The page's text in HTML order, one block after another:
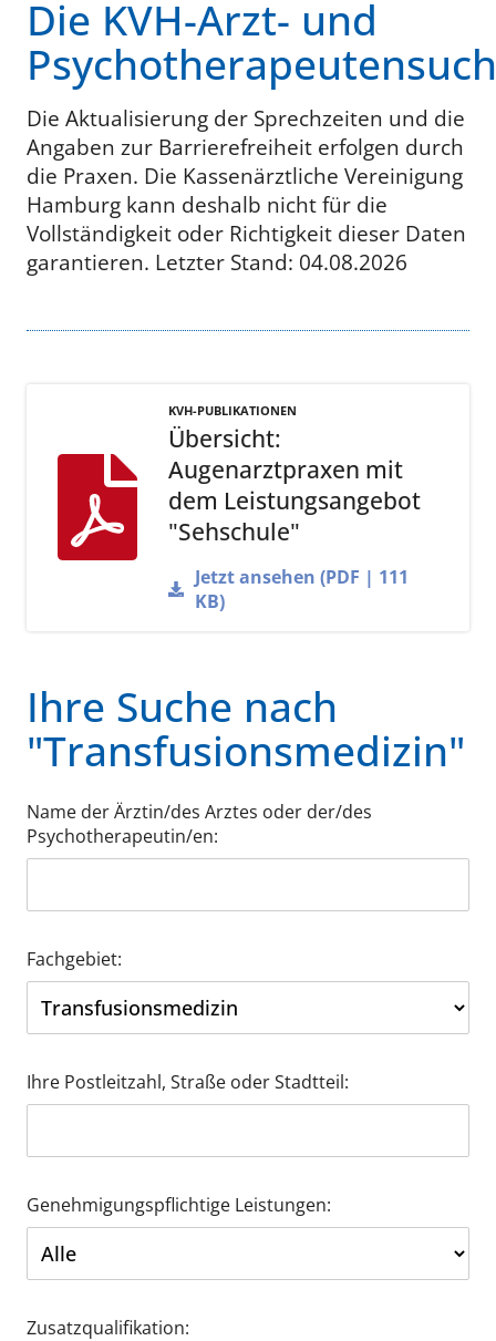
Die KVH-Arzt- und
Die Aktualisierung der Sprechzeiten und die
Angaben zur Barrierefreiheit erfolgen durch
die Praxen. Die Kassenärztliche Vereinigung
Hamburg kann deshalb nicht für die
Vollständigkeit oder Richtigkeit dieser Daten
garantieren. Letzter Stand: 04.08.2026
KVH-PUBLIKATIONEN
Übersicht:
Augenarztpraxen mit
dem Leistungsangebot
"Sehschule"
Jetzt ansehen (PDF | 111
KB)
Ihre Suche nach
"Transfusionsmedizin"
Name der Ärztin/des Arztes oder der/des
Psychotherapeutin/en:
Fachgebiet:
Ihre Postleitzahl, Straße oder Stadtteil:
Genehmigungspflichtige Leistungen:
Zusatzqualifikation: